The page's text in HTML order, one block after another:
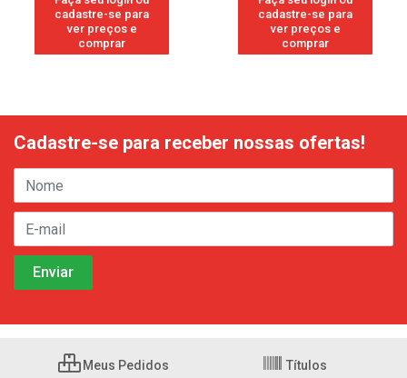
cadastre-se para
ver preços e
comprar
cadastre-se para
ver preços e
comprar
Cadastre-se para receber nossas ofertas!
Meus Pedidos Títulos